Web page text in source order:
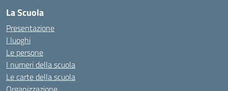
La Scuola
Presentazione
I luoghi
Le persone
I numeri della scuola
Le carte della scuola